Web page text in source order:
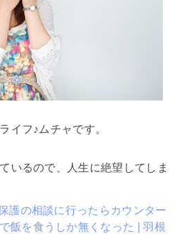
イフ♪ムチャです。
いるので、人生に絶望してしま
護の相談に行ったらカウンター
飯を食うしか無くなった | 羽根